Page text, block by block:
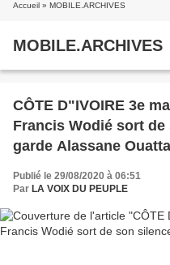
Accueil » MOBILE.ARCHIVES
MOBILE.ARCHIVES
CÔTE D"IVOIRE 3e
Francis Wodié sort
garde Alassane
Publié le 29/08/2020 à 06:51
Par LA VOIX DU PEUPLE